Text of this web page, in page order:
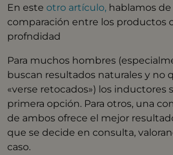
En esteotro artículo, hablamos de
comparación entre los productos
profndidad
Para muchos hombres
buscan resultados naturales y no
«verse retocados») los inductores
primera opción. Para otros, una
de ambos ofrece el mejor
que se decide en consulta,
caso.